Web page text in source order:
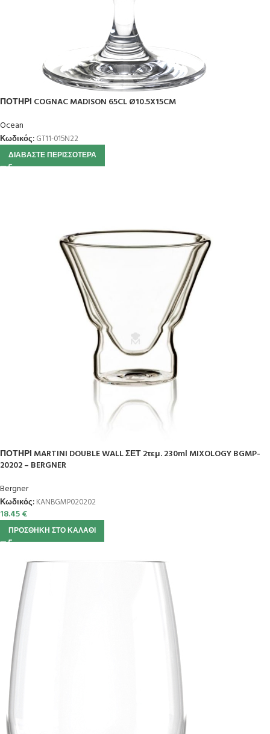
ΠΟΤΗΡΙ COGNAC MADISON 65CL Ø10.5X15CM
Ocean
Κωδικός: GT11-015N22
ΔΙΑΒΆΣΤΕ ΠΕΡΙΣΣΌΤΕΡΑ
ΠΟΤΗΡΙ MARTINI DOUBLE WALL ΣΕΤ 2τεμ. 230ml MIXOLOGY BGMP-
20202 – BERGNER
Bergner
Κωδικός: KANBGMP020202
18.45€
ΠΡΟΣΘΉΚΗ ΣΤΟ ΚΑΛΆΘΙ